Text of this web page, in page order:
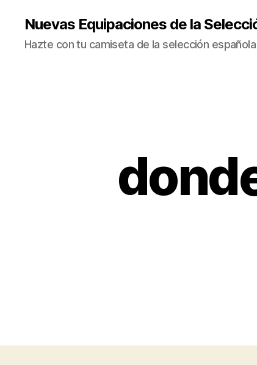
Nuevas Equipaciones de la
Hazte con tu camiseta de la selección